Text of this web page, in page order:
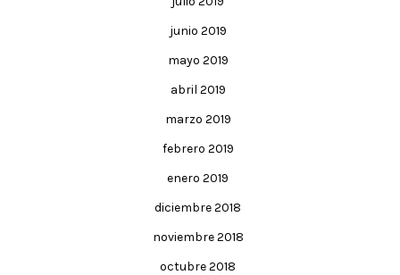
junio 2019
mayo 2019
abril 2019
marzo 2019
febrero 2019
enero 2019
diciembre 2018
noviembre 2018
octubre 2018